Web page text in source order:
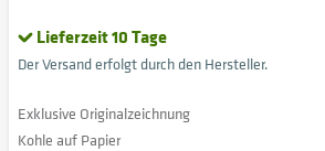
Lieferzeit 10 Tage
Der Versand erfolgt durch den Hersteller.
Exklusive Originalzeichnung
Kohle auf Papier